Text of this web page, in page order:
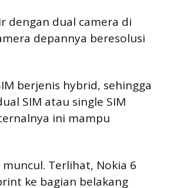
dengan dual camera di
depannya beresolusi
berjenis hybrid, sehingga
SIM atau single SIM
ini mampu
Terlihat, Nokia 6
ke bagian belakang